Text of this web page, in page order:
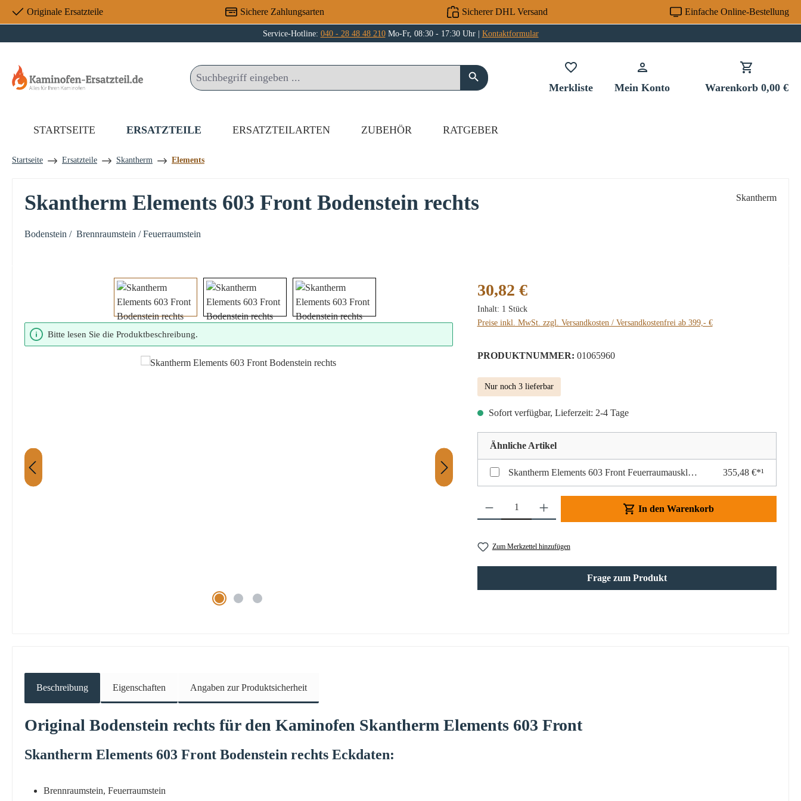
Hauptinhalt springen
Zur Suche springen
Zur Hauptnavigation springen
Originale Ersatzteile Sichere Zahlungsarten Sicherer DHL Versand Einfache Online-Bestellung
Service-Hotline: 040 - 28 48 48 210Mo-Fr, 08:30 - 17:30 Uhr | Kontaktformular
MerklisteDu hast 0 Produkte auf dem Merkzettel
Mein Konto Warenkorb 0,00 €
STARTSEITE ERSATZTEILE ERSATZTEILARTEN ZUBEHÖR RATGEBER
Startseite Ersatzteile Skantherm Elements
Skantherm Elements 603 Front Bodenstein rechts
Bodenstein / Brennraumstein / Feuerraumstein
Skantherm
Bildergalerie überspringen
Bitte lesen Sie die Produktbeschreibung.
Regulärer Preis:
30,82 €
Inhalt: 1 Stück
Preise inkl. MwSt. zzgl. Versandkosten / Versandkostenfrei ab 399,- €
PRODUKTNUMMER: 01065960
Nur noch 3 lieferbar
Sofort verfügbar, Lieferzeit: 2-4 Tage
Ähnliche Artikel
Skantherm Elements 603 Front Feuerraumauskleidung 355,48 €*¹
Produkt Anzahl: Gib den gewünschten Wert ein oder benutze die Schaltflächen um die Anzahl
In den Warenkorb
Zum Merkzettel hinzufügen
Frage zum Produkt
Beschreibung Eigenschaften Angaben zur Produktsicherheit
Original Bodenstein rechts für den Kaminofen Skantherm Elements 603 Front
Skantherm Elements 603 Front Bodenstein rechts Eckdaten:
Brennraumstein, Feuerraumstein